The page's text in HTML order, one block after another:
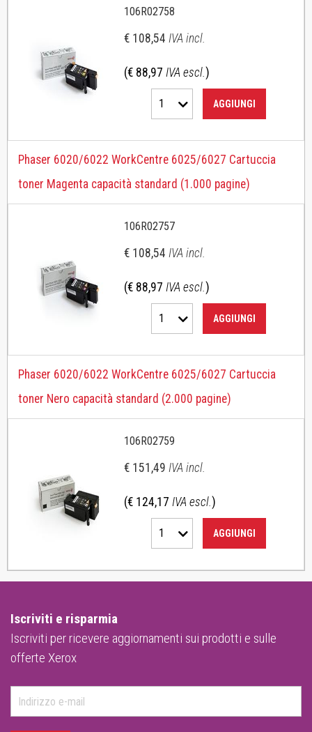
106R02758
€ 108,54 IVA incl.
(€ 88,97 IVA escl.)
1 AGGIUNGI
Phaser 6020/6022 WorkCentre 6025/6027 Cartuccia
toner Magenta capacità standard (1.000 pagine)
106R02757
€ 108,54 IVA incl.
(€ 88,97 IVA escl.)
1 AGGIUNGI
Phaser 6020/6022 WorkCentre 6025/6027 Cartuccia
toner Nero capacità standard (2.000 pagine)
106R02759
€ 151,49 IVA incl.
(€ 124,17 IVA escl.)
1 AGGIUNGI
Iscriviti e risparmia
Iscriviti per ricevere aggiornamenti sui prodotti e sulle
offerte Xerox